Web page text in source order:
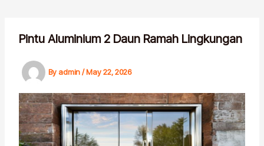
contentPintu Aluminium 2 Daun Ramah Lingkungan
Byadmin/May 22, 2026